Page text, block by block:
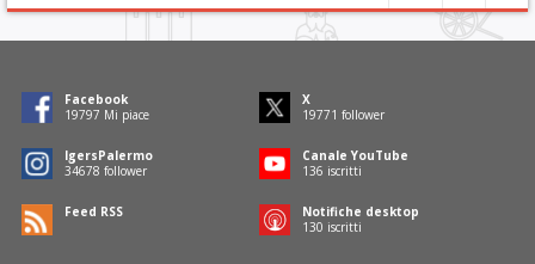
Facebook
19797 Mi piace
X
19771 follower
IgersPalermo
34678 follower
Canale YouTube
136 iscritti
Feed RSS
Notifiche desktop
130 iscritti